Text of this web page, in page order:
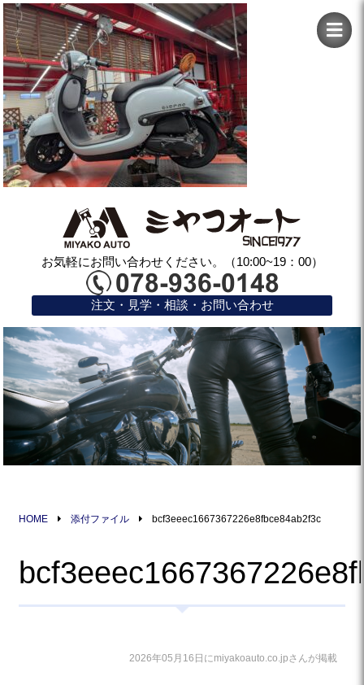
お気軽にお問い合わせください。（10:00~19：00）
注文・見学・相談・お問い合わせ
HOME 添付ファイル bcf3eeec1667367226e8fbce84ab2f3c
2026年05月16日にmiyakoauto.co.jpさんが掲載